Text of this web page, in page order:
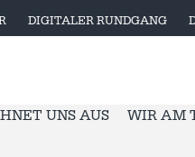
DIGITALER RUNDGANG
UNS AUS WIR AM